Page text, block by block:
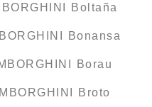
Boltaña
Bonansa
Borau
Broto